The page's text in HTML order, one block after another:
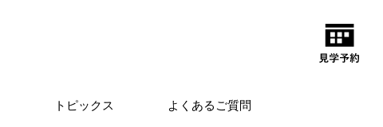
トピックス よくあるご質問